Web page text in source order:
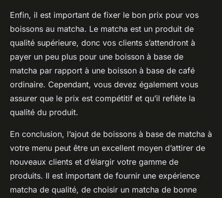
Enfin, il est important de fixer le bon prix pour vos
boissons au matcha. Le matcha est un produit de
qualité supérieure, donc vos clients s’attendront à
payer un peu plus pour une boisson à base de
matcha par rapport à une boisson à base de café
ordinaire. Cependant, vous devez également vous
assurer que le prix est compétitif et qu’il reflète la
qualité du produit.
En conclusion, l’ajout de boissons à base de matcha à
votre menu peut être un excellent moyen d’attirer de
nouveaux clients et d’élargir votre gamme de
produits. Il est important de fournir une expérience
matcha de qualité, de choisir un matcha de bonne